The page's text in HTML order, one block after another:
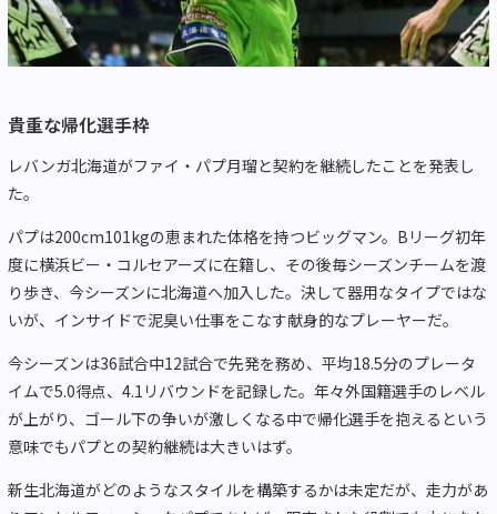
貴重な帰化選手枠
レバンガ北海道がファイ・パプ月瑠と契約を継続したことを発表し
た。
パプは200cm101kgの恵まれた体格を持つビッグマン。Bリーグ初年
度に横浜ビー・コルセアーズに在籍し、その後毎シーズンチームを渡
り歩き、今シーズンに北海道へ加入した。決して器用なタイプではな
いが、インサイドで泥臭い仕事をこなす献身的なプレーヤーだ。
今シーズンは36試合中12試合で先発を務め、平均18.5分のプレータ
イムで5.0得点、4.1リバウンドを記録した。年々外国籍選手のレベル
が上がり、ゴール下の争いが激しくなる中で帰化選手を抱えるという
意味でもパプとの契約継続は大きいはず。
新生北海道がどのようなスタイルを構築するかは未定だが、走力があ